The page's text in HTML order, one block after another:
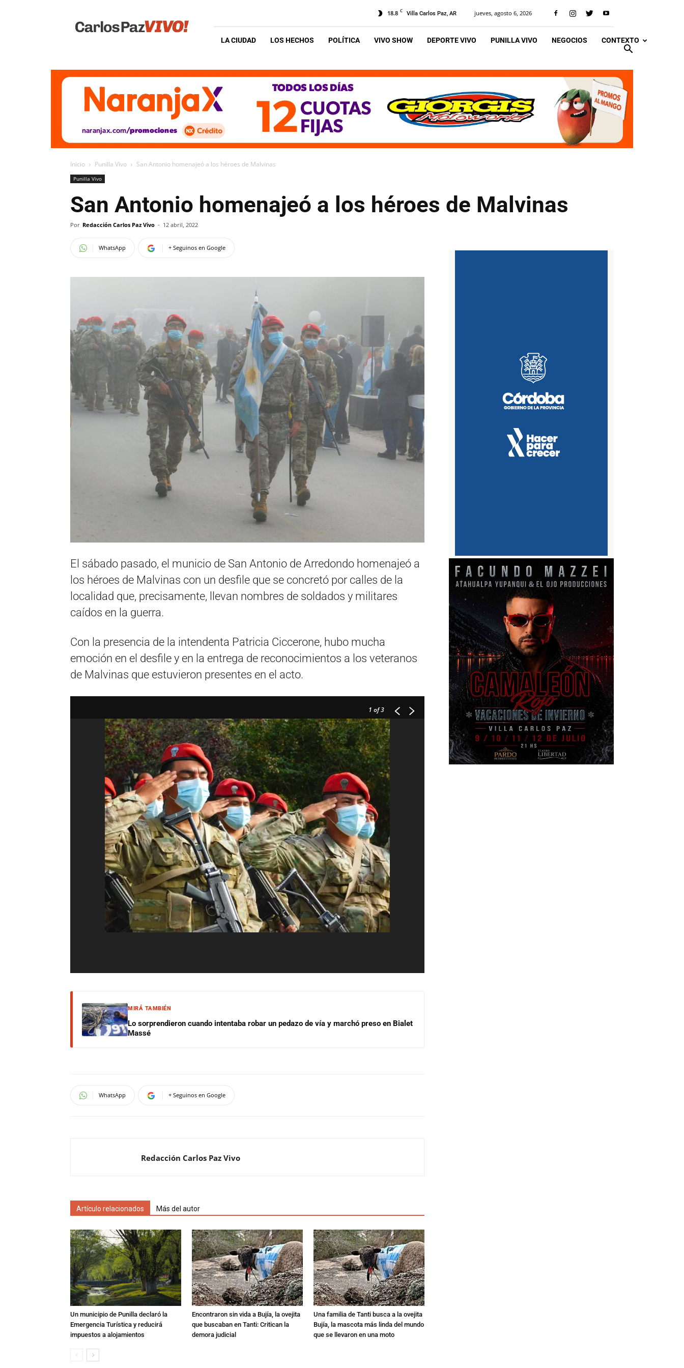
Vivo
18.8 C Villa Carlos Paz, AR jueves, agosto 6, 2026
LA CIUDAD LOS HECHOS POLÍTICA VIVO SHOW DEPORTE VIVO PUNILLA VIVO NEGOCIOS CONTEXTO
Inicio Punilla Vivo San Antonio homenajeó a los héroes de Malvinas
Punilla Vivo
San Antonio homenajeó a los héroes de Malvinas
Por Redacción Carlos Paz Vivo - 12 abril, 2022
WhatsApp + Seguinos en Google
El sábado pasado, el municio de San Antonio de Arredondo homenajeó a
los héroes de Malvinas con un desfile que se concretó por calles de la
localidad que, precisamente, llevan nombres de soldados y militares
caídos en la guerra.
Con la presencia de la intendenta Patricia Ciccerone, hubo mucha
emoción en el desfile y en la entrega de reconocimientos a los veteranos
de Malvinas que estuvieron presentes en el acto.
1 of 3
MIRÁ TAMBIÉN
Lo sorprendieron cuando intentaba robar un pedazo de vía y marchó preso en Bialet
Massé
WhatsApp + Seguinos en Google
Redacción Carlos Paz Vivo
Artículo relacionados Más del autor
Un municipio de Punilla declaró la
Emergencia Turística y reducirá
impuestos a alojamientos
Encontraron sin vida a Bujía, la ovejita
que buscaban en Tanti: Critican la
demora judicial
Una familia de Tanti busca a la ovejita
Bujía, la mascota más linda del mundo
que se llevaron en una moto